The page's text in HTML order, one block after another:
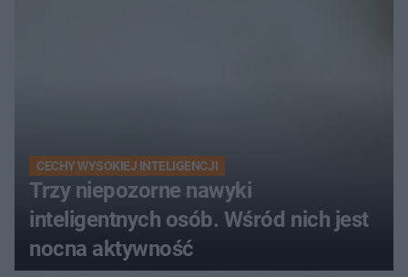
CECHY WYSOKIEJ INTELIGENCJI
Trzy niepozorne nawyki
inteligentnych osób. Wśród nich jest
nocna aktywność